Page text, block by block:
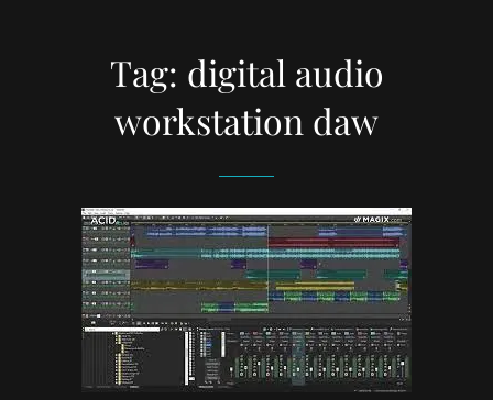
Tag: digital audio
workstation daw